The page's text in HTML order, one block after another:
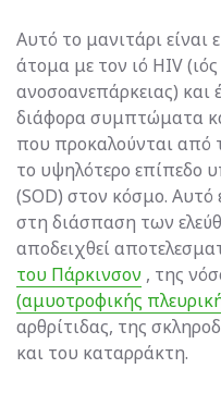
Αυτό το μανιτάρι είναι
άτομα με τον ιό HIV
ανοσοανεπάρκειας) και
διάφορα συμπτώματα
που προκαλούνται από
το υψηλότερο επίπεδο
(SOD) στον κόσμο. Αυτό
στη διάσπαση των
αποδειχθεί
του Πάρκινσον , της
(αμυοτροφικής
αρθρίτιδας, της
και του καταρράκτη.